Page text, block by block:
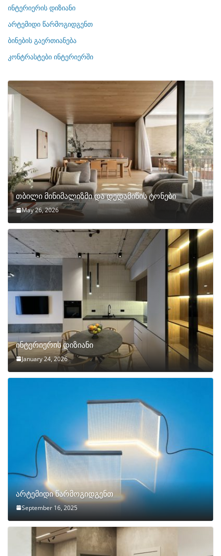
რ
ბ
ი
ინტერიერის დიზიანი
არტემიდი წარმოგიდგენთ
ბინების გაერთიანება
კონტრასტები ინტერიერში
თბილი მინიმალიზმი და დედამიწის ტონები
May 26, 2026
ინტერიერის დიზიანი
January 24, 2026
არტემიდი წარმოგიდგენთ
September 16, 2025